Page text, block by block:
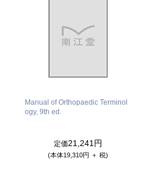
Manual of Orthopaedic Terminol
ogy, 9th ed.
定価21,241円
(本体19,310円 ＋ 税)